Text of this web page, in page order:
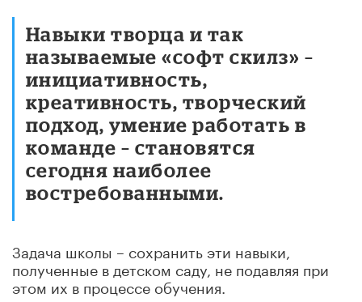
Навыки творца и так
называемые «софт скилз» –
инициативность,
креативность, творческий
подход, умение работать в
команде – становятся
сегодня наиболее
востребованными.
Задача школы – сохранить эти навыки,
полученные в детском саду, не подавляя при
этом их в процессе обучения.